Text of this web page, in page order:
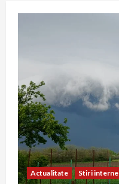
Actualitate Stiri interne